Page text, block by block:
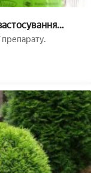
препарату.